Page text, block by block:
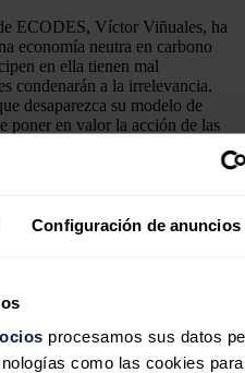
Configuración de anuncios
procesamos sus datos
como las cookies para
ECODES, Víctor Viñuales, ha
economía neutra en carbono
en ella tienen mal
condenarán a la irrelevancia.
desaparezca su modelo de
poner en valor la acción de las
el camino hacia la